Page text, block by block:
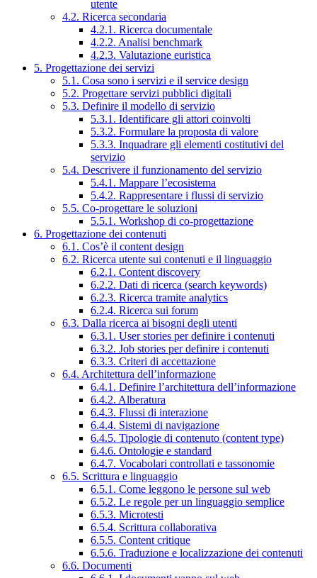
utente
4.2. Ricerca secondaria
4.2.1. Ricerca documentale
4.2.2. Analisi benchmark
4.2.3. Valutazione euristica
5. Progettazione dei servizi
5.1. Cosa sono i servizi e il service design
5.2. Progettare servizi pubblici digitali
5.3. Definire il modello di servizio
5.3.1. Identificare gli attori coinvolti
5.3.2. Formulare la proposta di valore
5.3.3. Inquadrare gli elementi costitutivi del
servizio
5.4. Descrivere il funzionamento del servizio
5.4.1. Mappare l’ecosistema
5.4.2. Rappresentare i flussi di servizio
5.5. Co-progettare le soluzioni
5.5.1. Workshop di co-progettazione
6. Progettazione dei contenuti
6.1. Cos’è il content design
6.2. Ricerca utente sui contenuti e il linguaggio
6.2.1. Content discovery
6.2.2. Dati di ricerca (search keywords)
6.2.3. Ricerca tramite analytics
6.2.4. Ricerca sui forum
6.3. Dalla ricerca ai bisogni degli utenti
6.3.1. User stories per definire i contenuti
6.3.2. Job stories per definire i contenuti
6.3.3. Criteri di accettazione
6.4. Architettura dell’informazione
6.4.1. Definire l’architettura dell’informazione
6.4.2. Alberatura
6.4.3. Flussi di interazione
6.4.4. Sistemi di navigazione
6.4.5. Tipologie di contenuto (content type)
6.4.6. Ontologie e standard
6.4.7. Vocabolari controllati e tassonomie
6.5. Scrittura e linguaggio
6.5.1. Come leggono le persone sul web
6.5.2. Le regole per un linguaggio semplice
6.5.3. Microtesti
6.5.4. Scrittura collaborativa
6.5.5. Content critique
6.5.6. Traduzione e localizzazione dei contenuti
6.6. Documenti